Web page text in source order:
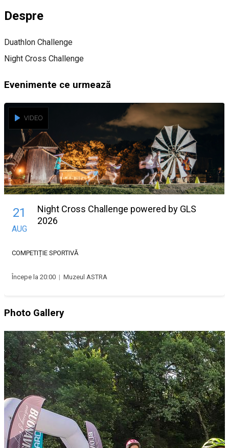
Despre
Duathlon Challenge
Night Cross Challenge
Evenimente ce urmează
VIDEO
21
AUG
Night Cross Challenge powered by GLS
2026
COMPETIȚIE SPORTIVĂ
Începe la 20:00 | Muzeul ASTRA
Photo Gallery